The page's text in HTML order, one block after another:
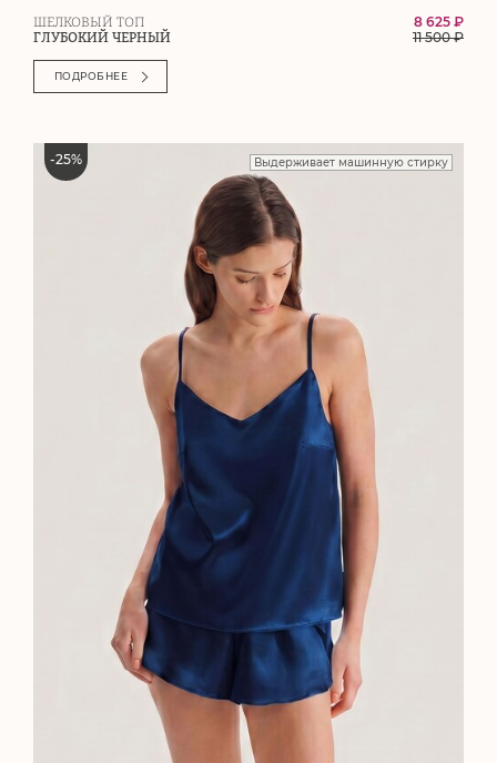
ШЕЛКОВЫЙ ТОП
ГЛУБОКИЙ ЧЕРНЫЙ
8 625 ₽
11 500₽
ПОДРОБНЕЕ
-25% Выдерживает машинную стирку